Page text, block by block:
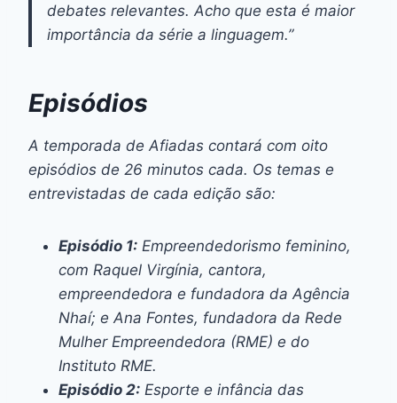
debates relevantes. Acho que esta é maior
importância da série a linguagem.”
Episódios
A temporada de Afiadas contará com oito
episódios de 26 minutos cada. Os temas e
entrevistadas de cada edição são:
Episódio 1: Empreendedorismo feminino,
com Raquel Virgínia, cantora,
empreendedora e fundadora da Agência
Nhaí; e Ana Fontes, fundadora da Rede
Mulher Empreendedora (RME) e do
Instituto RME.
Episódio 2: Esporte e infância das